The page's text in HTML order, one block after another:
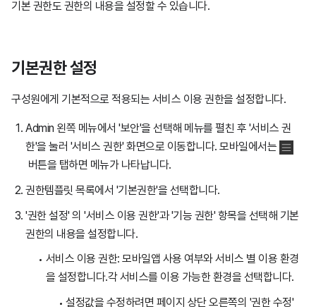
기본 권한도 권한의 내용을 설정할 수 있습니다.
기본권한 설정
구성원에게 기본적으로 적용되는 서비스 이용 권한을 설정합니다.
Admin 왼쪽 메뉴에서 '보안'을 선택해 메뉴를 펼친 후 '서비스 권
한'을 눌러 '서비스 권한' 화면으로 이동합니다. 모바일에서는
버튼을 탭하면 메뉴가 나타납니다.
권한템플릿 목록에서 '기본권한'을 선택합니다.
'권한 설정' 의 '서비스 이용 권한'과 '기능 권한' 항목을 선택해 기본
권한의 내용을 설정합니다.
서비스 이용 권한: 모바일앱 사용 여부와 서비스 별 이용 환경
을 설정합니다.각 서비스를 이용 가능한 환경을 선택합니다.
설정값을 수정하려면 페이지 상단 오른쪽의 '권한 수정'